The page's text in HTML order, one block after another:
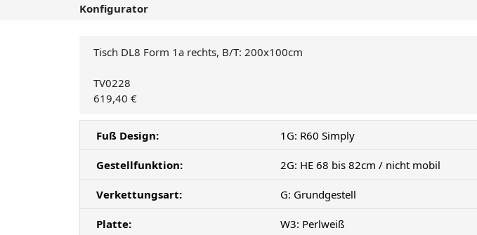
Konfigurator
Tisch DL8 Form 1a rechts, B/T: 200x100cm
TV0228
619,40 €
Fuß Design: 1G: R60 Simply
Gestellfunktion: 2G: HE 68 bis 82cm / nicht mobil
Verkettungsart: G: Grundgestell
Platte: W3: Perlweiß